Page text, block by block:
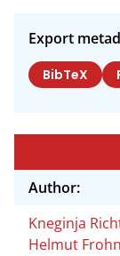
Export
BibTeX
Author:
Kneginja
Helmut